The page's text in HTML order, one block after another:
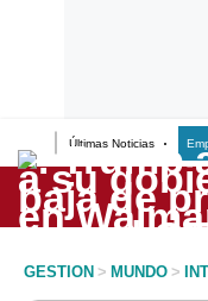
Últimas Noticias
Lo último
Peru Quiosco
GESTION > MUNDO >